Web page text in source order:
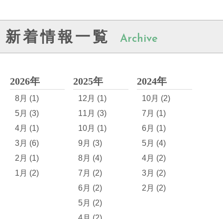
新着情報一覧 Archive
2026年
8月 (1)
5月 (3)
4月 (1)
3月 (6)
2月 (1)
1月 (2)
2025年
12月 (1)
11月 (3)
10月 (1)
9月 (3)
8月 (4)
7月 (2)
6月 (2)
5月 (2)
2024年
10月 (2)
7月 (1)
6月 (1)
5月 (4)
4月 (2)
3月 (2)
2月 (2)